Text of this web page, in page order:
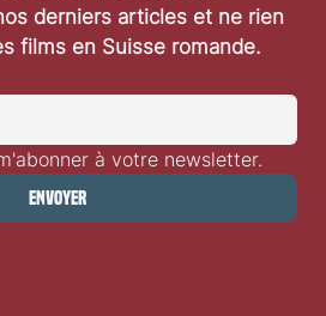
derniers articles et ne rien
films en Suisse romande.
à votre newsletter.
Envoyer